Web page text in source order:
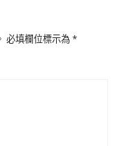
必填欄位標示為*